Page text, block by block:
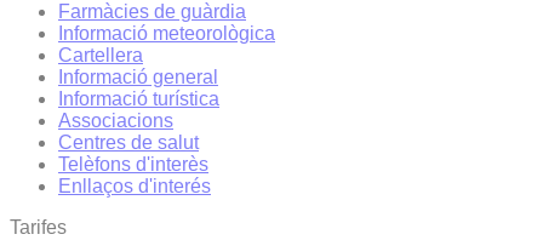
Farmàcies de guàrdia
Informació meteorològica
Cartellera
Informació general
Informació turística
Associacions
Centres de salut
Telèfons d'interès
Enllaços d'interés
Tarifes